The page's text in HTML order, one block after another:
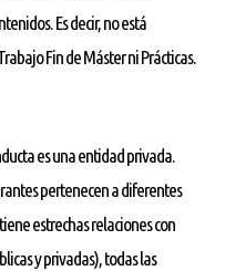
Es decir, no está
Fin de Máster ni Prácticas.
es una entidad privada.
pertenecen a diferentes
estrechas relaciones con
y privadas), todas las